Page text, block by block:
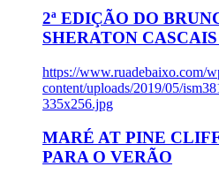
2ª EDIÇÃO DO
SHERATON
https://www.ruadebaixo.com/
content/uploads/2019/05/
335x256.jpg
MARÉ AT PINE
PARA O VERÃO